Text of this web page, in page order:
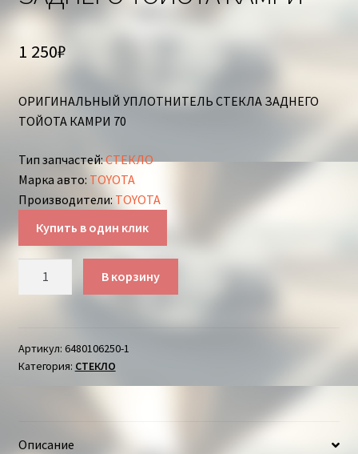
1 250₽
ОРИГИНАЛЬНЫЙ УПЛОТНИТЕЛЬ СТЕКЛА ЗАДНЕГО
ТОЙОТА КАМРИ 70
Тип запчастей:СТЕКЛО
Марка авто: TOYOTA
Производители: TOYOTA
Купить в один клик
ЗАДНЕГО
ТОЙОТА
В корзину
Артикул: 6480106250-1
Категория: СТЕКЛО
Описание